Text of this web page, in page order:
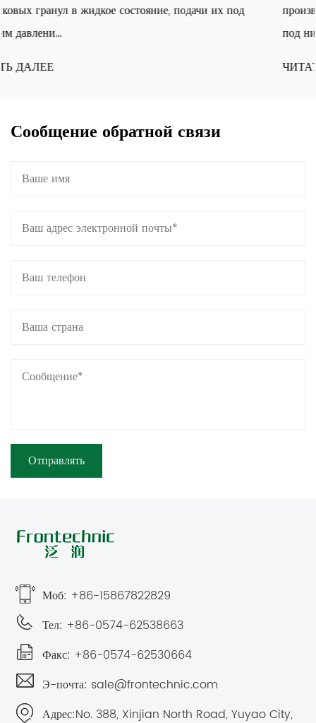
под
производится путем полимеризации
Сообщение обратной связи
Моб: +86-15867822829
Тел: +86-0574-62538663
Факс: +86-0574-62530664
Э-почта: sale@frontechnic.com
Адрес:No. 388, Xinjian North Road, Yuyao City,